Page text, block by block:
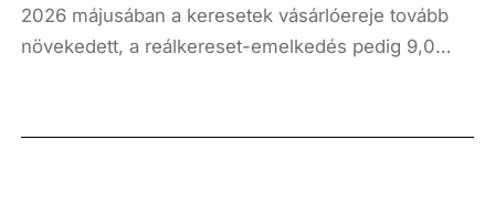
2026 májusában a keresetek vásárlóereje tovább
növekedett, a reálkereset-emelkedés pedig 9,0
százalékot, a nettóé 11,0 százalékot tett ki, emellett